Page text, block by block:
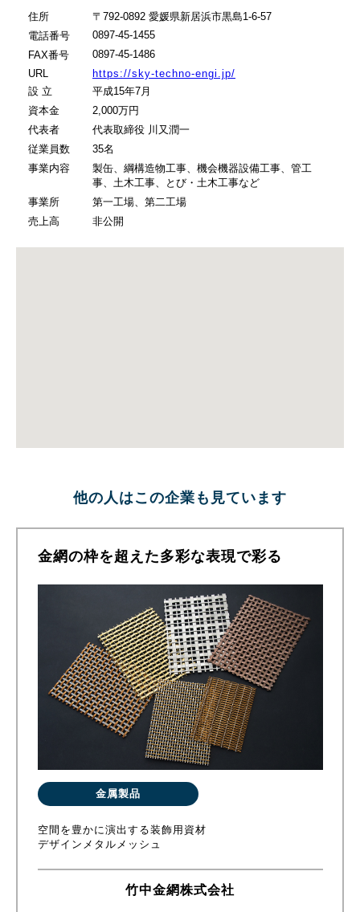
住所
〒792-0892 愛媛県新居浜市黒島1-6-57
電話番号
0897-45-1455
FAX番号
0897-45-1486
URL
https://sky-techno-engi.jp/
設 立
平成15年7月
資本金
2,000万円
代表者
代表取締役 川又潤一
従業員数
35名
事業内容
製缶、綱構造物工事、機会機器設備工事、管工
事、土木工事、とび・土木工事など
事業所
第一工場、第二工場
売上高
非公開
他の人はこの企業も見ています
金網の枠を超えた多彩な表現で彩る
金属製品
空間を豊かに演出する装飾用資材
デザインメタルメッシュ
竹中金網株式会社